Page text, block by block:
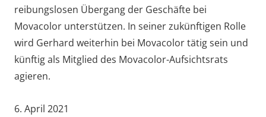
reibungslosen Übergang der Geschäfte bei
Movacolor unterstützen. In seiner zukünftigen Rolle
wird Gerhard weiterhin bei Movacolor tätig sein und
künftig als Mitglied des Movacolor-Aufsichtsrats
agieren.
6. April 2021